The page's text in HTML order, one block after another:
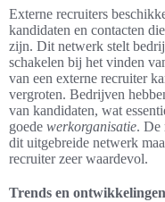
Externe recruiters
kandidaten en contacten
zijn. Dit netwerk stelt
schakelen bij het vinden
van een externe recruiter
vergroten. Bedrijven
van kandidaten, wat
goede werkorganisatie. De
dit uitgebreide netwerk
recruiter zeer waardevol.
Trends en